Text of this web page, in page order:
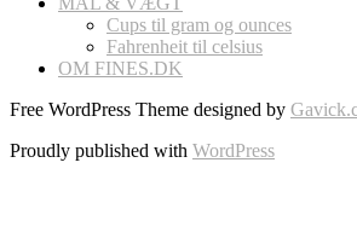
Cups til gram og ounces
Fahrenheit til celsius
OM FINES.DK
Free WordPress Theme designed by
Proudly published with WordPress